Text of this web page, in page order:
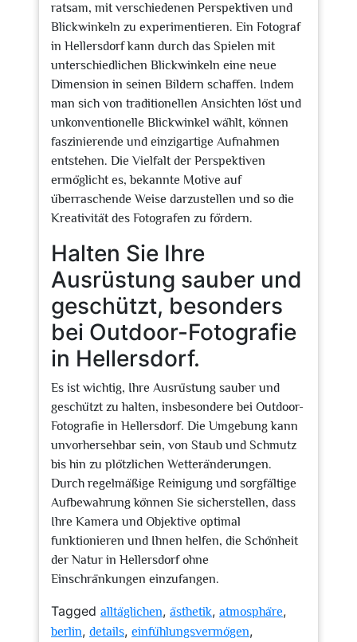
ratsam, mit verschiedenen Perspektiven und
Blickwinkeln zu experimentieren. Ein Fotograf
in Hellersdorf kann durch das Spielen mit
unterschiedlichen Blickwinkeln eine neue
Dimension in seinen Bildern schaffen. Indem
man sich von traditionellen Ansichten löst und
unkonventionelle Blickwinkel wählt, können
faszinierende und einzigartige Aufnahmen
entstehen. Die Vielfalt der Perspektiven
ermöglicht es, bekannte Motive auf
überraschende Weise darzustellen und so die
Kreativität des Fotografen zu fördern.
Halten Sie Ihre
Ausrüstung sauber und
geschützt, besonders
bei Outdoor-Fotografie
in Hellersdorf.
Es ist wichtig, Ihre Ausrüstung sauber und
geschützt zu halten, insbesondere bei Outdoor-
Fotografie in Hellersdorf. Die Umgebung kann
unvorhersehbar sein, von Staub und Schmutz
bis hin zu plötzlichen Wetteränderungen.
Durch regelmäßige Reinigung und sorgfältige
Aufbewahrung können Sie sicherstellen, dass
Ihre Kamera und Objektive optimal
funktionieren und Ihnen helfen, die Schönheit
der Natur in Hellersdorf ohne
Einschränkungen einzufangen.
Tagged alltäglichen, ästhetik, atmosphäre,
berlin, details, einfühlungsvermögen,